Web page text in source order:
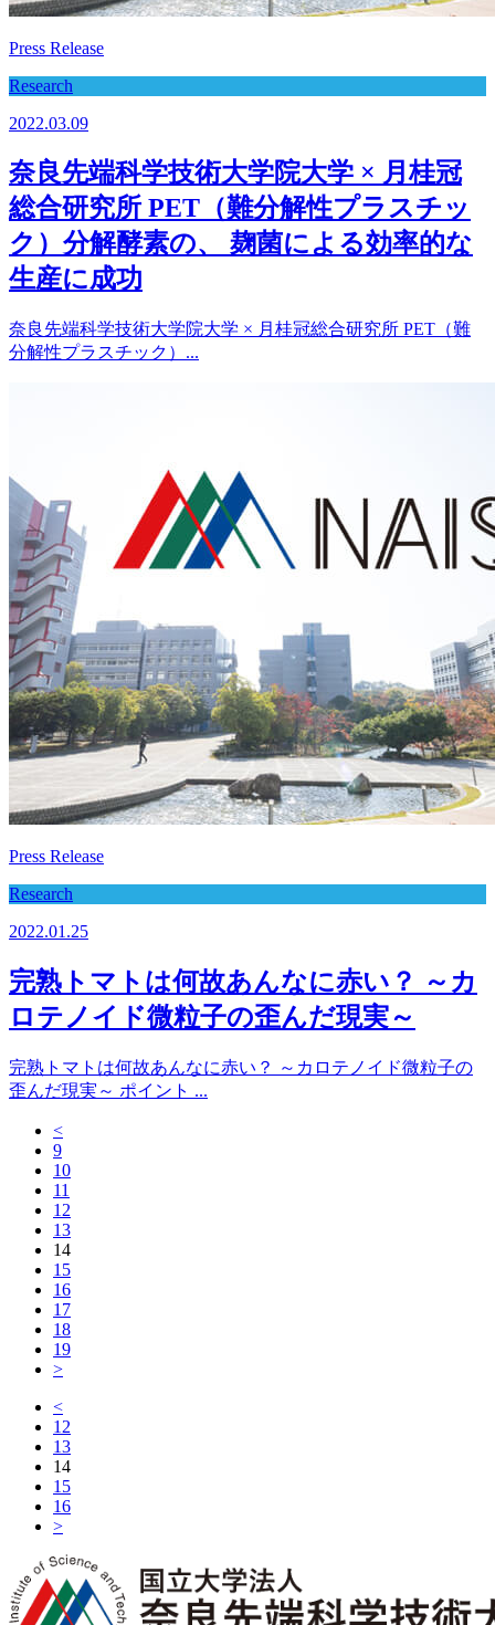
Press Release
Research
2022.03.09
奈良先端科学技術大学院大学 × 月桂冠
総合研究所 PET（難分解性プラスチッ
ク）分解酵素の、 麹菌による効率的な
生産に成功
奈良先端科学技術大学院大学 × 月桂冠総合研究所 PET（難
分解性プラスチック）...
Press Release
Research
2022.01.25
完熟トマトは何故あんなに赤い？ ～カ
ロテノイド微粒子の歪んだ現実～
完熟トマトは何故あんなに赤い？ ～カロテノイド微粒子の
歪んだ現実～ ポイント ...
<
9
10
11
12
13
14
15
16
17
18
19
>
<
12
13
14
15
16
>